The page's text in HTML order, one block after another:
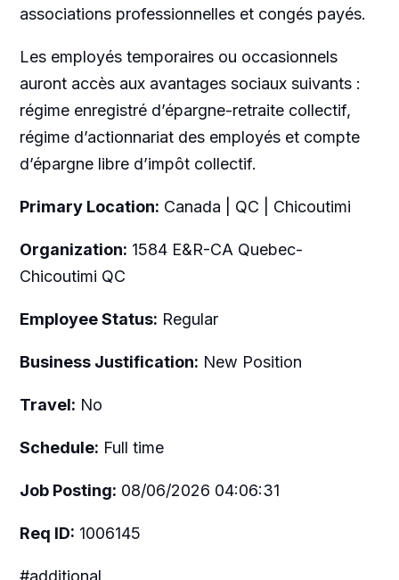
associations professionnelles et congés payés.
Les employés temporaires ou occasionnels
auront accès aux avantages sociaux suivants :
régime enregistré d’épargne-retraite collectif,
régime d’actionnariat des employés et compte
d’épargne libre d’impôt collectif.
Primary Location: Canada | QC | Chicoutimi
Organization: 1584 E&R-CA Quebec-
Chicoutimi QC
Employee Status: Regular
Business Justification: New Position
Travel: No
Schedule: Full time
Job Posting: 08/06/2026 04:06:31
Req ID: 1006145
#additional